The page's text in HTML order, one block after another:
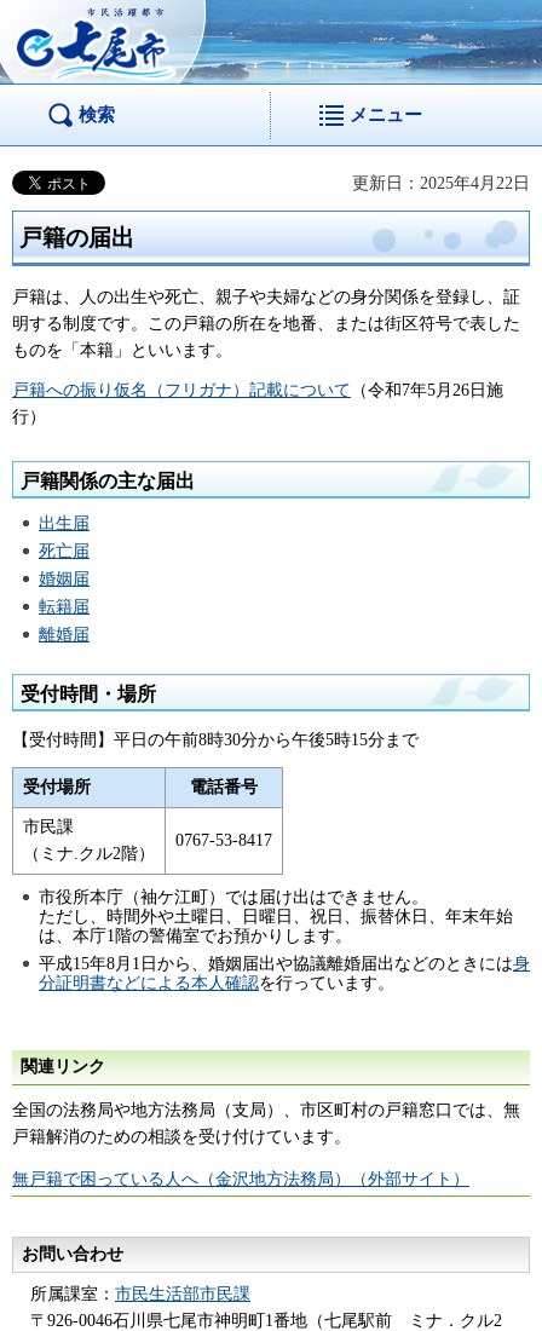
市民活躍都市 七尾
市
検索 メニュー
更新日：2025年4月22日
戸籍の届出
戸籍は、人の出生や死亡、親子や夫婦などの身分関係を登録し、証
明する制度です。この戸籍の所在を地番、または街区符号で表した
ものを「本籍」といいます。
戸籍への振り仮名（フリガナ）記載について （令和7年5月26日施
行）
戸籍関係の主な届出
出生届
死亡届
婚姻届
転籍届
離婚届
受付時間・場所
【受付時間】平日の午前8時30分から午後5時15分まで
受付場所 電話番号
市民課
（ミナ.クル2階）
0767-53-8417
市役所本庁（袖ケ江町）では届け出はできません。
ただし、時間外や土曜日、日曜日、祝日、振替休日、年末年始
は、本庁1階の警備室でお預かりします。
平成15年8月1日から、婚姻届出や協議離婚届出などのときには身
分証明書などによる本人確認を行っています。
関連リンク
全国の法務局や地方法務局（支局）、市区町村の戸籍窓口では、無
戸籍解消のための相談を受け付けています。
無戸籍で困っている人へ（金沢地方法務局）（外部サイト）
お問い合わせ
所属課室： 市民生活部市民課
〒926-0046石川県七尾市神明町1番地（七尾駅前 ミナ．クル2